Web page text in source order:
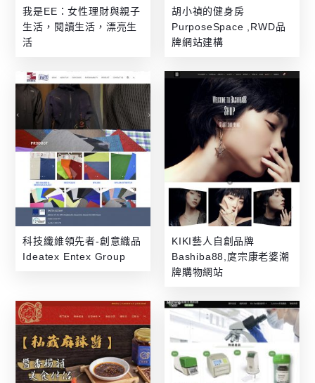
我是EE：女性理財與親子
生活，閱讀生活，漂亮生
活
胡小禎的健身房
PurposeSpace ,RWD品
牌網站建構
科技纖維領先者-創意織品
Ideatex Entex Group
KIKI藝人自創品牌
Bashiba88,庹宗康老婆潮
牌購物網站